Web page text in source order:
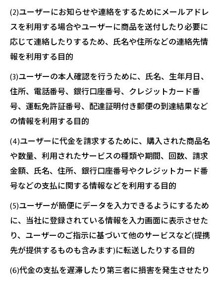
(2)ユーザーにお知らせや連絡をするためにメールアドレ
スを利用する場合やユーザーに商品を送付したり必要に
応じて連絡したりするため、氏名や住所などの連絡先情
報を利用する目的
(3)ユーザーの本人確認を行うために、氏名、生年月日、
住所、電話番号、銀行口座番号、クレジットカード番
号、運転免許証番号、配達証明付き郵便の到達結果など
の情報を利用する目的
(4)ユーザーに代金を請求するために、購入された商品名
や数量、利用されたサービスの種類や期間、回数、請求
金額、氏名、住所、銀行口座番号やクレジットカード番
号などの支払に関する情報などを利用する目的
(5)ユーザーが簡便にデータを入力できるようにするため
に、当社に登録されている情報を入力画面に表示させた
り、ユーザーのご指示に基づいて他のサービスなど(提携
先が提供するものも含みます)に転送したりする目的
(6)代金の支払を遅滞したり第三者に損害を発生させたり